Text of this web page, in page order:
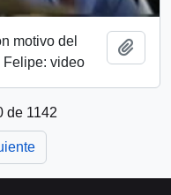
motivo del
Felipe: video
de 1142